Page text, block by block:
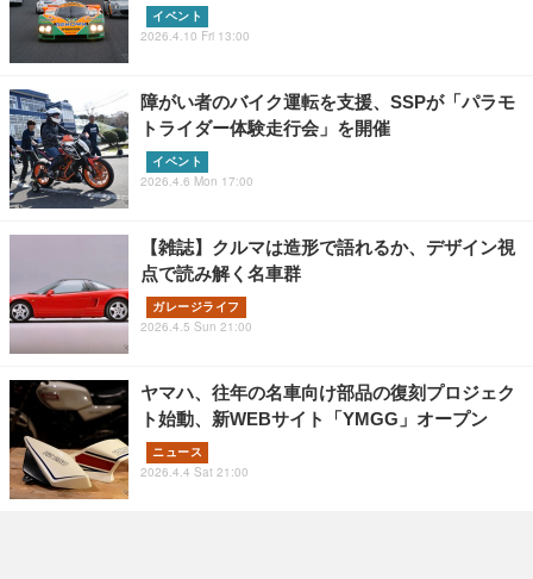
イベント
2026.4.10 Fri 13:00
障がい者のバイク運転を支援、SSPが「パラモ
トライダー体験走行会」を開催
イベント
2026.4.6 Mon 17:00
【雑誌】クルマは造形で語れるか、デザイン視
点で読み解く名車群
ガレージライフ
2026.4.5 Sun 21:00
ヤマハ、往年の名車向け部品の復刻プロジェク
ト始動、新WEBサイト「YMGG」オープン
ニュース
2026.4.4 Sat 21:00